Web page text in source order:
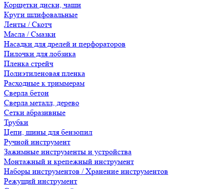
Корщетки диски, чаши
Круги шлифовальные
Ленты / Скотч
Масла / Смазки
Насадки для дрелей и перфораторов
Пилочки для лобзика
Пленка стрейч
Полиэтиленовая пленка
Расходные к триммерам
Сверла бетон
Сверла металл, дерево
Сетки абразивные
Трубки
Цепи, шины для бензопил
Ручной инструмент
Зажимные инструменты и устройства
Монтажный и крепежный инструмент
Наборы инструментов / Хранение инструментов
Режущий инструмент